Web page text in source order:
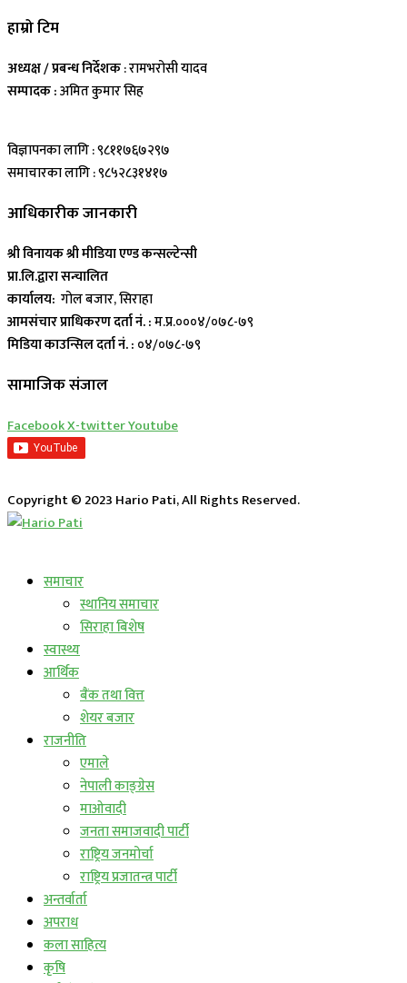
हाम्रो टिम
अध्यक्ष / प्रबन्ध निर्देशक: रामभरोसी यादव
सम्पादक :अमित कुमार सिह
विज्ञापनका लागि : ९८११७६७२९७
समाचारका लागि : ९८५२८३१४१७
आधिकारीक जानकारी
श्री विनायक श्री मीडिया एण्ड कन्सल्टेन्सी
प्रा.लि.द्वारा सन्चालित
कार्यालय: गोल बजार, सिराहा
आमसंचार प्राधिकरण दर्ता नं. :म.प्र.०००४/०७८-७९
मिडिया काउन्सिल दर्ता नं. : ०४/०७८-७९
सामाजिक संजाल
FacebookX-twitterYoutube
Copyright © 2023 Hario Pati, All Rights Reserved.
समाचार
स्थानिय समाचार
सिराहा बिशेष
स्वास्थ्य
आर्थिक
बैंक तथा वित्त
शेयर बजार
राजनीति
एमाले
नेपाली काङ्ग्रेस
माओवादी
जनता समाजवादी पार्टी
राष्ट्रिय जनमोर्चा
राष्ट्रिय प्रजातन्त्र पार्टी
अन्तर्वार्ता
अपराध
कला साहित्य
कृषि